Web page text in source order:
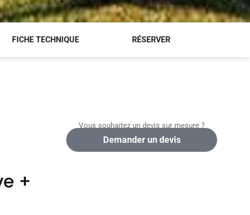
FICHE TECHNIQUE RÉSERVER
+
Vous souhaitez un devis sur mesure ?
Demander un devis